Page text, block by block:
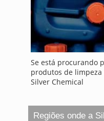
Se está procurando
produtos de limpeza
Silver Chemical
Regiões onde a